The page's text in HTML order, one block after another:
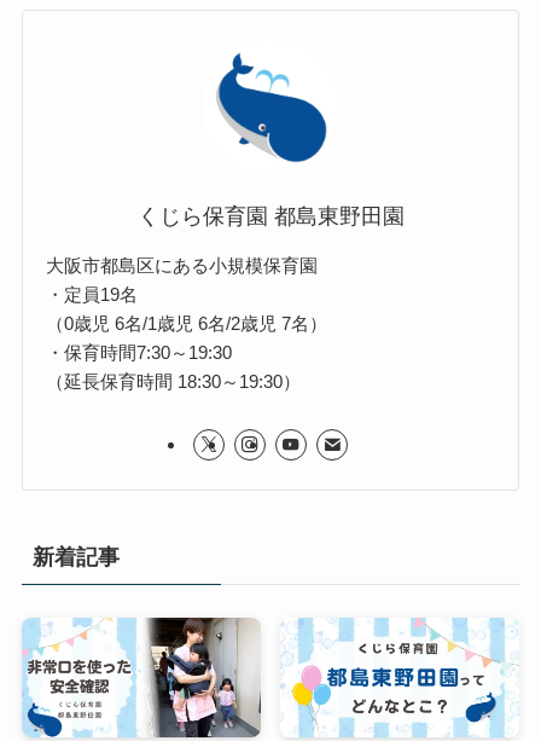
くじら保育園 都島東野田園
大阪市都島区にある小規模保育園
・定員19名
（0歳児 6名/1歳児 6名/2歳児 7名）
・保育時間7:30～19:30
（延長保育時間 18:30～19:30）
新着記事